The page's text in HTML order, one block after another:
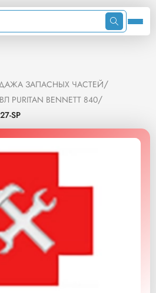
ЗАПАСНЫХ ЧАСТЕЙ/
BENNETT 840/
SP